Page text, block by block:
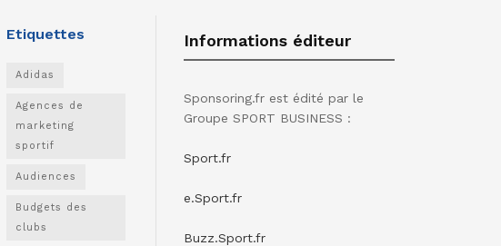
Etiquettes
Adidas
Agences de
marketing
sportif
Audiences
Budgets des
clubs
Informations éditeur
Sponsoring.fr est édité par le
Groupe SPORT BUSINESS :
Sport.fr
e.Sport.fr
Buzz.Sport.fr